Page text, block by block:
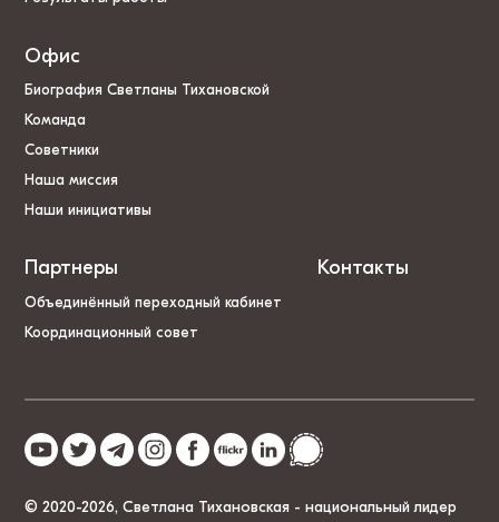
Офис
Биография Светланы Тихановской
Команда
Советники
Наша миссия
Наши инициативы
Партнеры
Объединённый переходный кабинет
Координационный совет
Контакты
© 2020-2026, Светлана Тихановская - национальный лидер